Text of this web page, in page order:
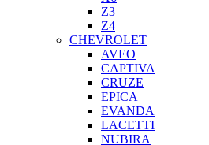
Z3
Z4
CHEVROLET
AVEO
CAPTIVA
CRUZE
EPICA
EVANDA
LACETTI
NUBIRA